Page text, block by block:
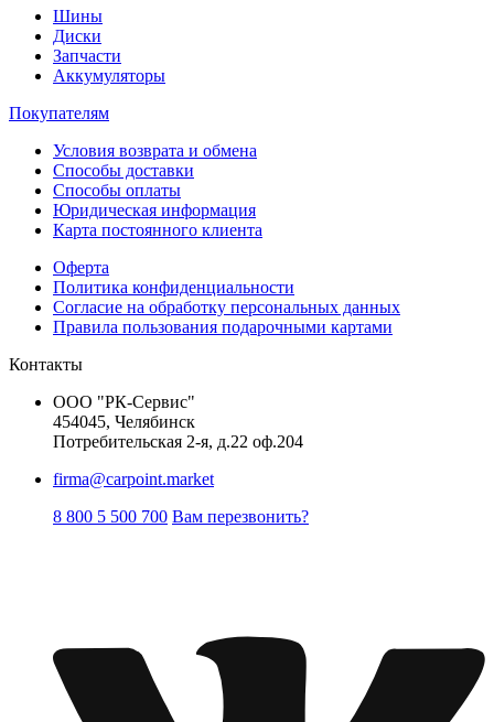
Шины
Диски
Запчасти
Аккумуляторы
Покупателям
Условия возврата и обмена
Способы доставки
Способы оплаты
Юридическая информация
Карта постоянного клиента
Оферта
Политика конфиденциальности
Согласие на обработку персональных данных
Правила пользования подарочными картами
Контакты
ООО "РК-Сервис"
454045, Челябинск
Потребительская 2-я, д.22 оф.204
firma@carpoint.market
8 800 5 500 700 Вам перезвонить?